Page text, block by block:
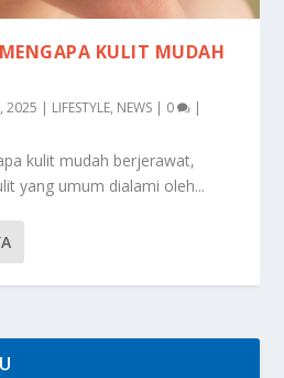
KULIT MUDAH
2025 | LIFESTYLE, NEWS | 0 |
kulit mudah berjerawat,
yang umum dialami oleh...